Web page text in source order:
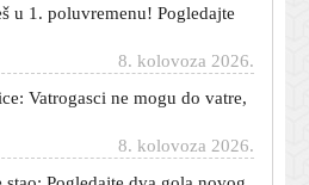
Vatrogasci ne mogu do vatre,
Pogledajte dva gola novog